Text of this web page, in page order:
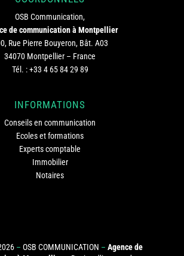
OSB Communication,
de communication à Montpellier
Rue Pierre Bouyeron, Bât. A03
34070 Montpellier – France
Tél. :+33 4 65 84 29 89
INFORMATIONS
Conseils en communication
Ecoles et formations
Experts comptable
Immobilier
Notaires
– OSB COMMUNICATION – Agence de